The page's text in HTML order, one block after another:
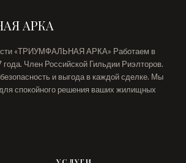
АРКА
«ТРИУМФАЛЬНАЯ АРКА» Работаем в
Член Российской Гильдии Риэлторов.
и выгода в каждой сделке. Мы
спокойного решения ваших жилищных